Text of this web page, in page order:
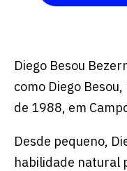
Diego Besou
como Diego
de 1988, em
Desde pequeno,
habilidade natural